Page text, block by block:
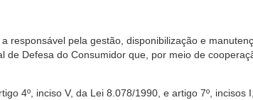
responsável pela gestão, disponibilização e
Defesa do Consumidor que, por meio de
4º, inciso V, da Lei 8.078/1990, e artigo 7º, incisos